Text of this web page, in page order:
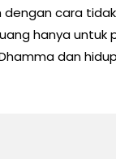
cara
hanya
dan